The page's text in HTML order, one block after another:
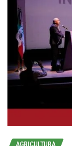
AGRICULTURA